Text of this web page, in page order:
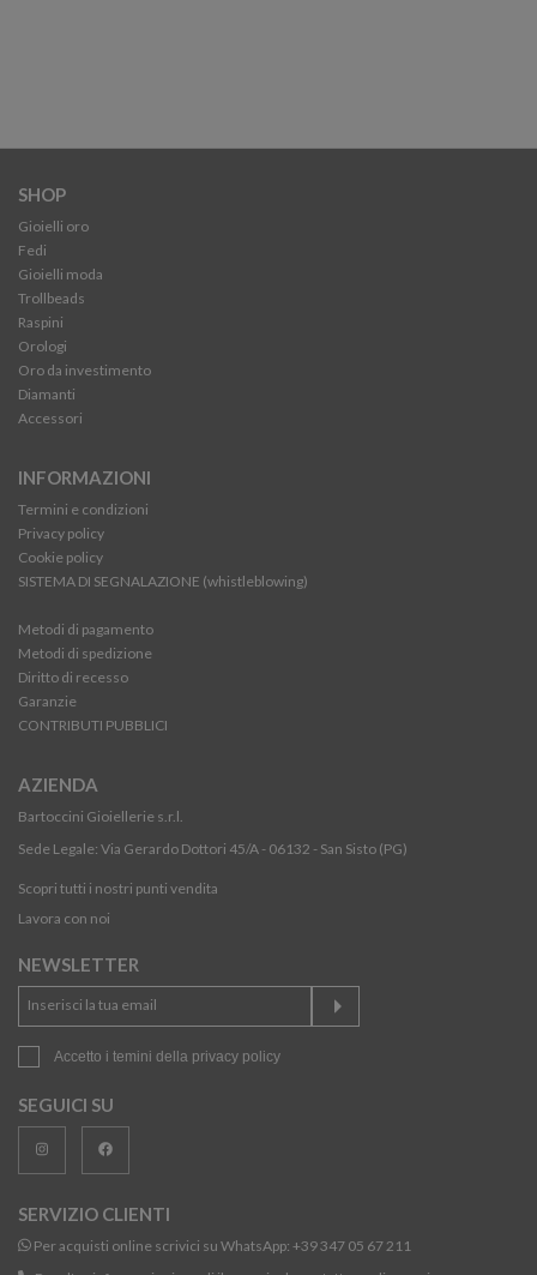
SHOP
Gioielli oro
Fedi
Gioielli moda
Trollbeads
Raspini
Orologi
Oro da investimento
Diamanti
Accessori
INFORMAZIONI
Termini e condizioni
Privacy policy
Cookie policy
SISTEMA DI SEGNALAZIONE (whistleblowing)
Metodi di pagamento
Metodi di spedizione
Diritto di recesso
Garanzie
CONTRIBUTI PUBBLICI
AZIENDA
Bartoccini Gioiellerie s.r.l.
Sede Legale: Via Gerardo Dottori 45/A - 06132 - San Sisto (PG)
Scopri tutti i nostri punti vendita
Lavora con noi
NEWSLETTER
Accetto i temini della privacy policy
SEGUICI SU
SERVIZIO CLIENTI
Per acquisti online scrivici su WhatsApp: +39 347 05 67 211